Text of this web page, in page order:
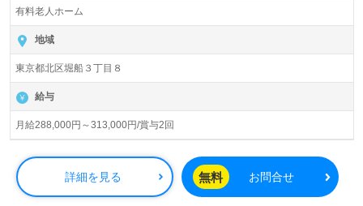
便利です。
入居定員204名（204室/全室個室）『サニーライフ王子』
株式会社川島コーポレーション（本社：千葉県君津市）様
の運営です。従業員数6,700名以上、全国に145ヶ所以上の
介護付き有料老人ホーム、デイサービスを展開されていま
す。ご入社された方から＊入社して良かった！＊のお声も
届く法人様です。
◎『介護職に就いたきっかけをいつもわたしの真ん中に』
あなたの仕事がご利用者様の笑顔をつくります！◎
看護助手や介護職経験のある方はもちろん、資格取得後、
有料老人ホーム
地域
東京都北区堀船３丁目８
給与
月給288,000円～313,000円/賞与2回
詳細を見る 無料 お問合せ